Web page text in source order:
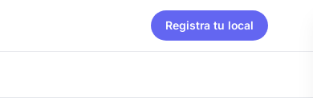
Registra tu local